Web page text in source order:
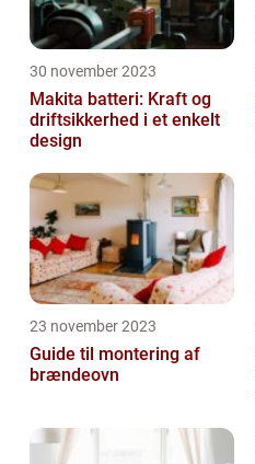
30 november 2023
Makita batteri: Kraft og
driftsikkerhed i et enkelt
design
23 november 2023
Guide til montering af
brændeovn